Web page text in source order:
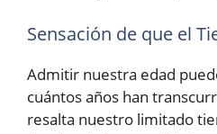
Sensación de que el
Admitir nuestra edad
cuántos años han
resalta nuestro limitado